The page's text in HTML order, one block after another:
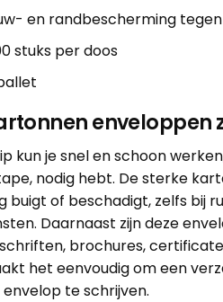
en randbescherming
stuks per doos
enveloppen
kun je snel en schoon
nodig hebt. De sterke
buigt of beschadigt, zelfs bij
Daarnaast zijn deze
brochures,
het eenvoudig om een
te schrijven.